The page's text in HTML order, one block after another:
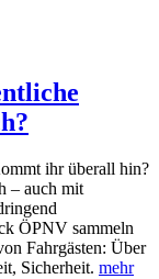
ihr überall hin?
– auch mit
ÖPNV sammeln
Fahrgästen: Über
Sicherheit. mehr